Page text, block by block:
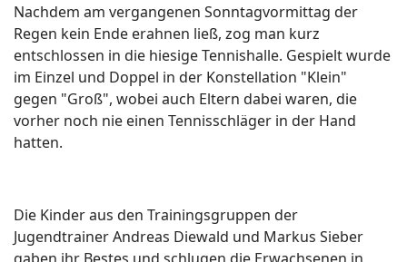
Nachdem am vergangenen Sonntagvormittag der
Regen kein Ende erahnen ließ, zog man kurz
entschlossen in die hiesige Tennishalle. Gespielt wurde
im Einzel und Doppel in der Konstellation "Klein"
gegen "Groß", wobei auch Eltern dabei waren, die
vorher noch nie einen Tennisschläger in der Hand
hatten.
Die Kinder aus den Trainingsgruppen der
Jugendtrainer Andreas Diewald und Markus Sieber
gaben ihr Bestes und schlugen die Erwachsenen in